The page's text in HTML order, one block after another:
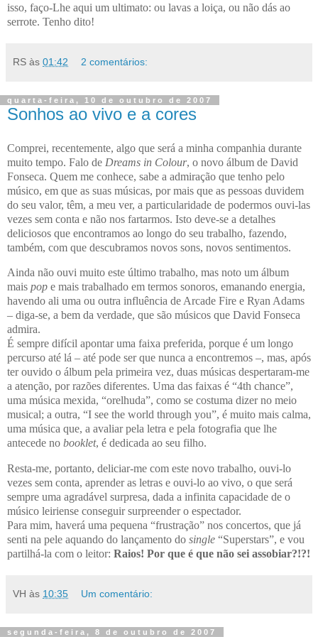
isso, faço-Lhe aqui um ultimato: ou lavas a loiça, ou não dás ao
serrote. Tenho dito!
RS às 01:42 2 comentários:
quarta-feira, 10 de outubro de 2007
Sonhos ao vivo e a cores
Comprei, recentemente, algo que será a minha companhia durante
muito tempo. Falo de Dreams in Colour, o novo álbum de David
Fonseca. Quem me conhece, sabe a admiração que tenho pelo
músico, em que as suas músicas, por mais que as pessoas duvidem
do seu valor, têm, a meu ver, a particularidade de podermos ouvi-las
vezes sem conta e não nos fartarmos. Isto deve-se a detalhes
deliciosos que encontramos ao longo do seu trabalho, fazendo,
também, com que descubramos novos sons, novos sentimentos.
Ainda não ouvi muito este último trabalho, mas noto um álbum
mais pop e mais trabalhado em termos sonoros, emanando energia,
havendo ali uma ou outra influência de Arcade Fire e Ryan Adams
– diga-se, a bem da verdade, que são músicos que David Fonseca
admira.
É sempre difícil apontar uma faixa preferida, porque é um longo
percurso até lá – até pode ser que nunca a encontremos –, mas, após
ter ouvido o álbum pela primeira vez, duas músicas despertaram-me
a atenção, por razões diferentes. Uma das faixas é “4th chance”,
uma música mexida, “orelhuda”, como se costuma dizer no meio
musical; a outra, “I see the world through you”, é muito mais calma,
uma música que, a avaliar pela letra e pela fotografia que lhe
antecede no booklet, é dedicada ao seu filho.
Resta-me, portanto, deliciar-me com este novo trabalho, ouvi-lo
vezes sem conta, aprender as letras e ouvi-lo ao vivo, o que será
sempre uma agradável surpresa, dada a infinita capacidade de o
músico leiriense conseguir surpreender o espectador.
Para mim, haverá uma pequena “frustração” nos concertos, que já
senti na pele aquando do lançamento do single “Superstars”, e vou
partilhá-la com o leitor: Raios! Por que é que não sei assobiar?!?!
VH às 10:35 Um comentário:
segunda-feira, 8 de outubro de 2007